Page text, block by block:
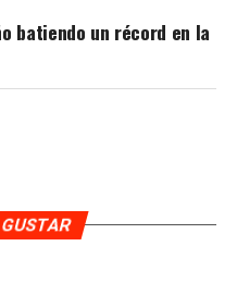
batiendo un récord en la